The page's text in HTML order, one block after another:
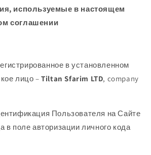
используемые в настоящем
соглашении
в установленном
лицо – Tiltan Sfarim LTD, company
Пользователя на Сайте
в поле авторизации личного кода